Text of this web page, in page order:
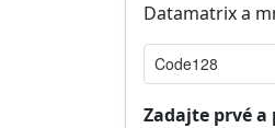
Datamatrix a
Zadajte prvé a